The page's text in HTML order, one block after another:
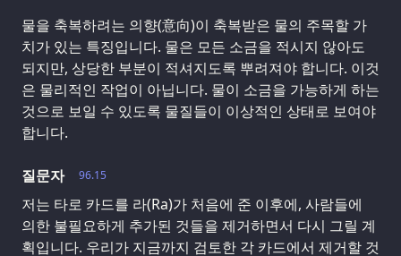
물을 축복하려는 의향(意向)이 축복받은 물의 주목할 가
치가 있는 특징입니다. 물은 모든 소금을 적시지 않아도
되지만, 상당한 부분이 적셔지도록 뿌려져야 합니다. 이것
은 물리적인 작업이 아닙니다. 물이 소금을 가능하게 하는
것으로 보일 수 있도록 물질들이 이상적인 상태로 보여야
합니다.
96.15
질문자
저는 타로 카드를 라(Ra)가 처음에 준 이후에, 사람들에
의한 불필요하게 추가된 것들을 제거하면서 다시 그릴 계
획입니다. 우리가 지금까지 검토한 각 카드에서 제거할 것